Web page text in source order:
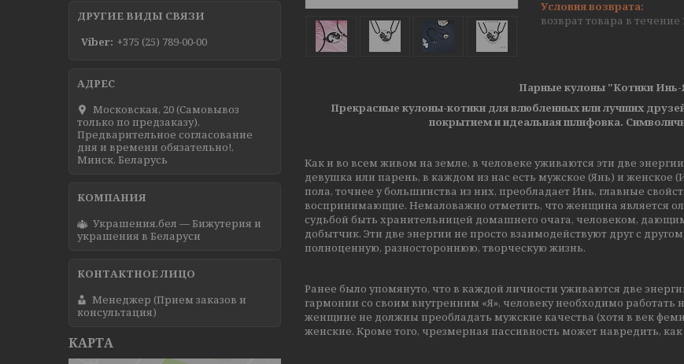
возврат товара в течение
Парные кулоны "Котики
Прекрасные кулоны-котики для влюбленных или лучших
покрытием и идеальная шлифовка.
Как и во всем живом на земле, в человеке уживаются эти две
девушка или парень, в каждом из нас есть мужское (Янь) и женское
пола, точнее у большинства из них, преобладает Инь, главные
воспринимающие. Немаловажно отметить, что женщина является
судьбой быть хранительницей домашнего очага, человеком,
добытчик. Эти две энергии не просто взаимодействуют друг с
полноценную, разностороннюю, творческую жизнь.
Ранее было упомянуто, что в каждой личности уживаются две
гармонии со своим внутренним «Я», человеку необходимо работать
женщине не должны преобладать мужские качества (хотя в век
женские. Кроме того, чрезмерная пассивность может навредить,
ДРУГИЕ ВИДЫ СВЯЗИ
Viber +375 (25) 789-00-00
Московская, 20 (Самовывоз
только по предзаказу).
Предварительное согласование
дня и времени обязательно!,
Минск, Беларусь
Украшения.бел — Бижутерия и
украшения в Беларуси
Менеджер (Прием заказов и
консультация)
КАРТА